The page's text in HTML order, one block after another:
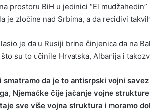
prostoru BiH u jedinici “El
je zločine nad Srbima, a da recidivi
je da u Rusiji brine činjenica da na
što su to učinile Hrvatska, Albanija i
smatramo da je to antisrpski vojni
Njemačke čije jačanje vojne
sve više vojna struktura i moramo